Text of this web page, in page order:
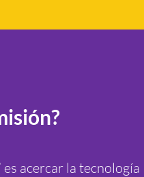
es acercar la tecnología